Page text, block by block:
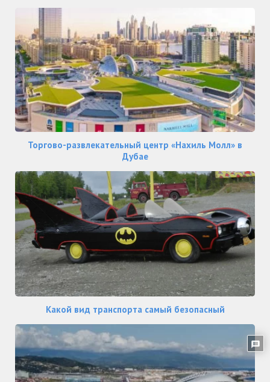
Торгово-развлекательный центр «Нахиль Молл» в
Дубае
Какой вид транспорта самый безопасный